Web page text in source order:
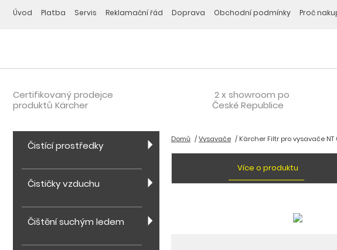
Úvod Platba Servis Reklamační řád Doprava Obchodní podmínky Proč
Certifikovaný prodejce
produktů Kärcher
2 x showroom po
České Republice
Čistící prostředky
Čističky vzduchu
Čištění suchým ledem
Domů Vysavače Kärcher Filtr pro vysavače NT
Více o produktu